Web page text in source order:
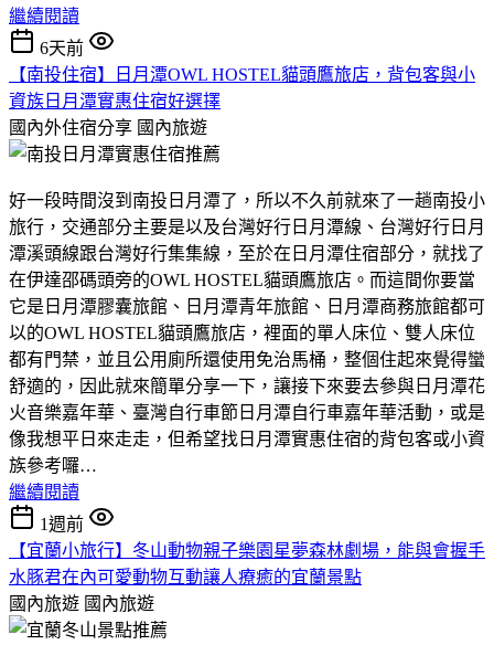
繼續閱讀
6天前
【南投住宿】日月潭OWL HOSTEL貓頭鷹旅店，背包客與小
資族日月潭實惠住宿好選擇
國內外住宿分享 國內旅遊
好一段時間沒到南投日月潭了，所以不久前就來了一趟南投小
旅行，交通部分主要是以及台灣好行日月潭線、台灣好行日月
潭溪頭線跟台灣好行集集線，至於在日月潭住宿部分，就找了
在伊達邵碼頭旁的OWL HOSTEL貓頭鷹旅店。而這間你要當
它是日月潭膠囊旅館、日月潭青年旅館、日月潭商務旅館都可
以的OWL HOSTEL貓頭鷹旅店，裡面的單人床位、雙人床位
都有門禁，並且公用廁所還使用免治馬桶，整個住起來覺得蠻
舒適的，因此就來簡單分享一下，讓接下來要去參與日月潭花
火音樂嘉年華、臺灣自行車節日月潭自行車嘉年華活動，或是
像我想平日來走走，但希望找日月潭實惠住宿的背包客或小資
族參考囉…
繼續閱讀
1週前
【宜蘭小旅行】冬山動物親子樂園星夢森林劇場，能與會握手
水豚君在內可愛動物互動讓人療癒的宜蘭景點
國內旅遊 國內旅遊